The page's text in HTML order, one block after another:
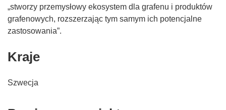
„stworzy przemysłowy ekosystem dla grafenu i produktów
grafenowych, rozszerzając tym samym ich potencjalne
zastosowania”.
Kraje
Szwecja